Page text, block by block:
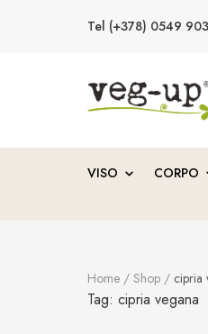
Tel (+378) 0549
VISO CORPO
Home / Shop / cipria
Tag: cipria vegana